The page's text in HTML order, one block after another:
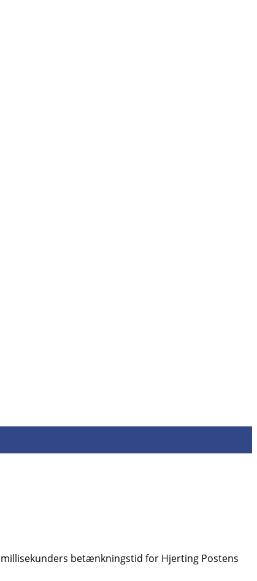
betænkningstid for Hjerting Postens